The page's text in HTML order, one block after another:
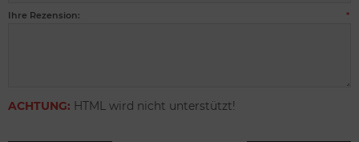
Ihre Rezension: *
ACHTUNG: HTML wird nicht unterstützt!